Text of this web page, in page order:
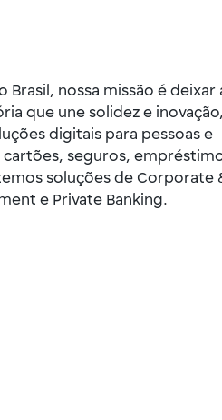
nossa missão é deixar
que une solidez e inovação,
digitais para pessoas e
seguros,
soluções de Corporate
e Private Banking.